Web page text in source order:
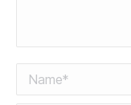
Name *